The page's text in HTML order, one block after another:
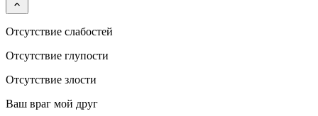
Отсутствие слабостей
Отсутствие глупости
Отсутствие злости
Ваш враг мой друг